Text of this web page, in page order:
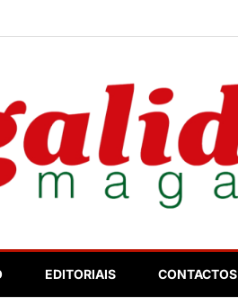
EDITORIAIS CONTACTOS